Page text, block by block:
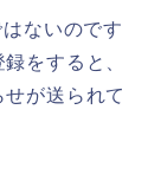
ないのです
をすると、
が送られて